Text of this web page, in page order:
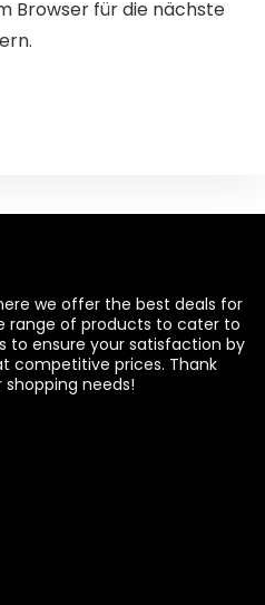
Browser für die nächste
we offer the best deals for
range of products to cater to
to ensure your satisfaction by
competitive prices. Thank
needs!